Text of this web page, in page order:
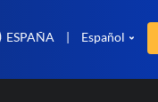
ESPAÑA | Español